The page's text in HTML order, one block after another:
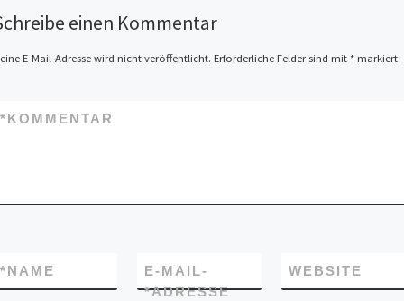
einen Kommentar
E-Mail-Adresse wird nicht veröffentlicht. Erforderliche Felder sind mit *markiert
KOMMENTAR
*
NAME
*
E-MAIL-
ADRESSE
*
WEBSITE